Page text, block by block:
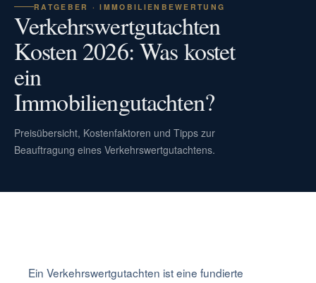
RATGEBER · IMMOBILIENBEWERTUNG
Verkehrswertgutachten
Kosten 2026: Was kostet
ein
Immobiliengutachten?
Preisübersicht, Kostenfaktoren und Tipps zur
Beauftragung eines Verkehrswertgutachtens.
Ein Verkehrswertgutachten ist eine fundierte